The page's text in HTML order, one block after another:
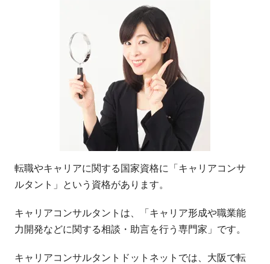
転職やキャリアに関する国家資格に「キャリアコンサ
ルタント」という資格があります。
キャリアコンサルタントは、「キャリア形成や職業能
力開発などに関する相談・助言を行う専門家」です。
キャリアコンサルタントドットネットでは、大阪で転